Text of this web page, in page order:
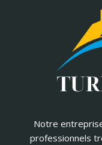
Notre
professionnels